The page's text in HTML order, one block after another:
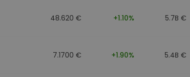
48.620 € +1.10% 5.7B €
7.1700 € +1.90% 5.4B €